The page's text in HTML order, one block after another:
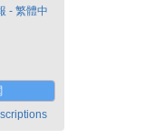
- 繁體中